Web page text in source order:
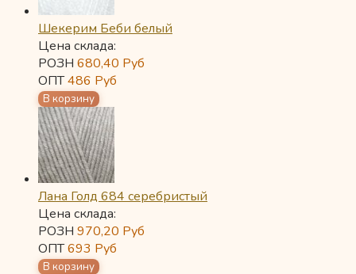
Шекерим Беби белый
Цена склада:
РОЗН 680,40 Руб
ОПТ486 Руб
Лана Голд 684 серебристый
Цена склада:
РОЗН 970,20 Руб
ОПТ693 Руб